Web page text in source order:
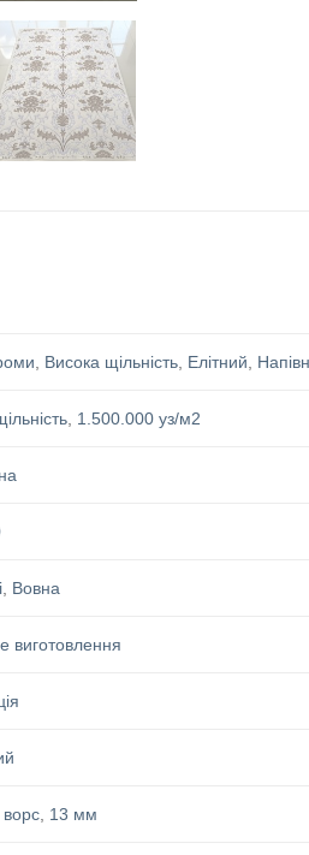
, Висока щільність, Елітний,
, 1.500.000 уз/м2
, Вовна
виготовлення
, 13 мм